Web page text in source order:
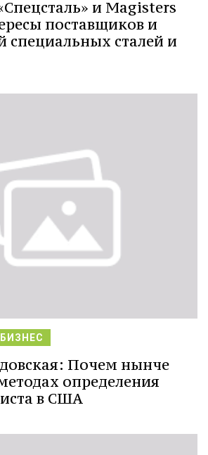
и Magisters
поставщиков и
специальных сталей и
Почем нынче
определения
в США